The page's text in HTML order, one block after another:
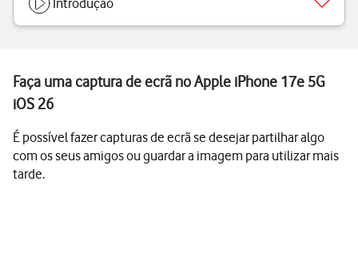
Introdução
Faça uma captura de ecrã no Apple iPhone 17e 5G
iOS 26
É possível fazer capturas de ecrã se desejar partilhar algo
com os seus amigos ou guardar a imagem para utilizar mais
tarde.